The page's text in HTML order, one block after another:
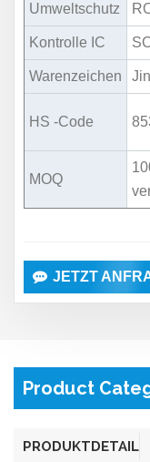
Umweltschutz
Kontrolle IC
Warenzeichen
HS -Code
MOQ
JETZT
Product
PRODUKTDETAIL